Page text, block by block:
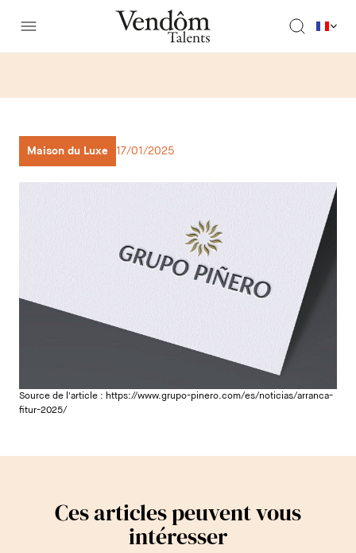
Maison du Luxe 17/01/2025
Source de l'article : https://www.grupo-pinero.com/es/noticias/arranca-
fitur-2025/
Ces articles peuvent vous
intéresser